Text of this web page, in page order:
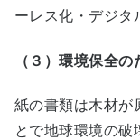
ーレス化・デジタ
（３）環境保全の
紙の書類は木材が
とで地球環境の破